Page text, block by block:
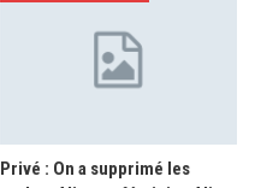
Privé : On a supprimé les